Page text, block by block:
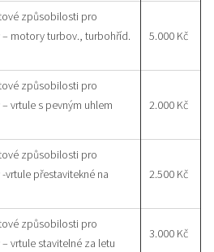
způsobilosti pro
– motory turbov., turbohříd.
5.000 Kč
způsobilosti pro
vrtule s pevným uhlem
2.000 Kč
způsobilosti pro
vrtule přestavitekné na
2.500 Kč
způsobilosti pro
vrtule stavitelné za letu
3.000 Kč